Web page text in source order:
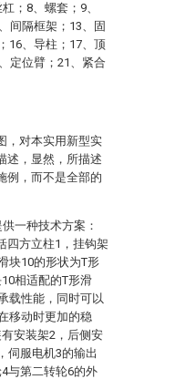
；8、螺套；9、
间隔框架；13、固
16、导柱；17、顶
定位臂；21、紧合
，对本实用新型实
述，显然，所描述
例，而不是全部的
一种技术方案：
四方立柱1，挂钩架
块10的形状为T形
相适配的T形滑
载性能，同时可以
移动时更加的稳
安装架2，后侧安
伺服电机3的输出
与第二转轮6的外